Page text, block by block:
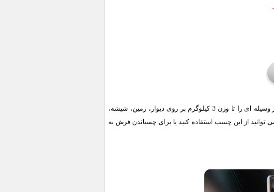
پکیج چسب جادویی گریپز (شامل 5 عدد چسب دو رو) می باشد که با استفاده از هر کدام آن ها می توانید هر وسیله ای را تا وزن 3 کیلوگرم بر روی دیوار، زمین، شیشه،
توانید از این چسب استفاده کنید یا برای چسباندن فرش به